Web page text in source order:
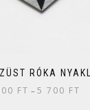
RÓKA
FT –5 700 FT